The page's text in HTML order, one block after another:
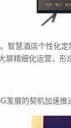
智慧酒店个性化
精细化运营，形
展的契机加速